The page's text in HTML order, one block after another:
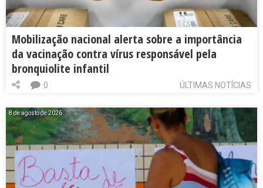
Mobilização nacional alerta sobre a importância
da vacinação contra vírus responsável pela
bronquiolite infantil
ÚLTIMAS NOTÍCIAS
0
8 de agosto de 2026